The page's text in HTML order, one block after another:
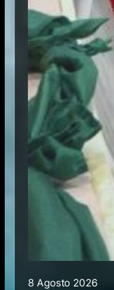
8 Agosto 2026